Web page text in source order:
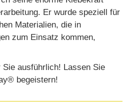
Er wurde speziell für
Materialien, die in
zum Einsatz kommen,
Sie ausführlich! Lassen Sie
begeistern!